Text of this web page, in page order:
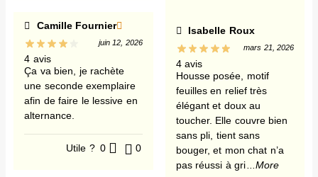
Camille Fournier
4 avis
juin 12, 2026
Ça va bien, je rachète
une seconde exemplaire
afin de faire le lessive en
alternance.
Utile ? 0 0
Isabelle Roux
4 avis
mars 21, 2026
Housse posée, motif
feuilles en relief très
élégant et doux au
toucher. Elle couvre bien
sans pli, tient sans
bouger, et mon chat n’a
pas réussi à gri...More